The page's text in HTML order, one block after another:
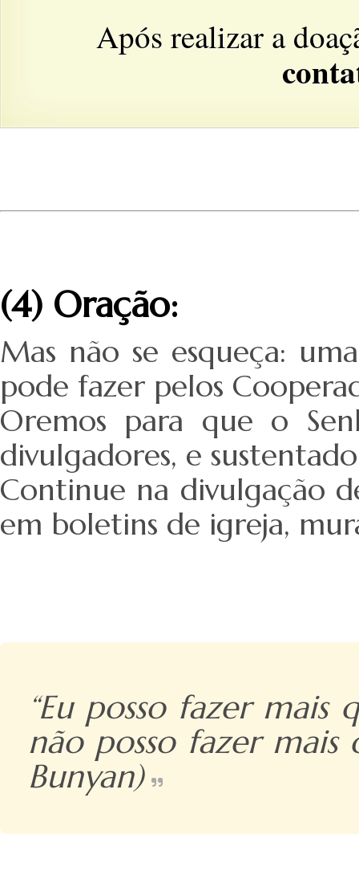
Após realizar a
(4) Oração:
Mas não se esqueça:
pode fazer pelos
Oremos para que o
divulgadores, e
Continue na divulgação
em boletins de igreja,
“Eu posso fazer
não posso fazer mais
Bunyan)